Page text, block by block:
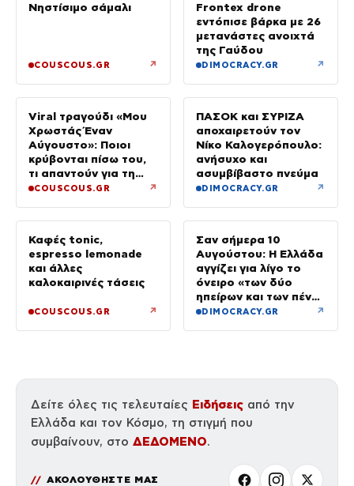
Νηστίσιμο σάμαλι
COUSCOUS.GR ↗
Frontex drone
εντόπισε βάρκα με 26
μετανάστες ανοιχτά
της Γαύδου
DIMOCRACY.GR ↗
Viral τραγούδι «Μου
Χρωστάς Έναν
Αύγουστο»: Ποιοι
κρύβονται πίσω του,
τι απαντούν για τη
χρήση AI και ότι «Δεν
COUSCOUS.GR ↗
ΠΑΣΟΚ και ΣΥΡΙΖΑ
αποχαιρετούν τον
Νίκο Καλογερόπουλο:
ανήσυχο και
ασυμβίβαστο πνεύμα
DIMOCRACY.GR ↗
Καφές tonic,
espresso lemonade
και άλλες
καλοκαιρινές τάσεις
COUSCOUS.GR ↗
Σαν σήμερα 10
Αυγούστου: Η Ελλάδα
αγγίζει για λίγο το
όνειρο «των δύο
ηπείρων και των πέντε
θαλασσών»
DIMOCRACY.GR ↗
Δείτε όλες τις τελευταίες Ειδήσεις από την
Ελλάδα και τον Κόσμο, τη στιγμή που
συμβαίνουν, στο ΔΕΔΟΜΕΝΟ.
ΑΚΟΛΟΥΘΗΣΤΕ ΜΑΣ